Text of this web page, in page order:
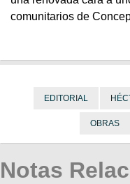
comunitarios de
EDITORIAL
OBRAS
Notas